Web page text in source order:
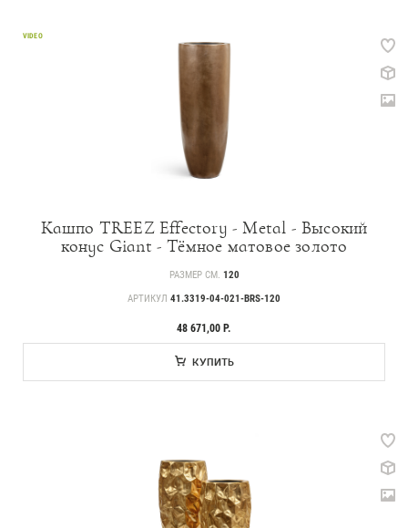
VIDEO
Кашпо TREEZ Effectory - Metal - Высокий
конус Giant - Тёмное матовое золото
РАЗМЕР СМ. 120
АРТИКУЛ 41.3319-04-021-BRS-120
48 671,00 Р.
КУПИТЬ